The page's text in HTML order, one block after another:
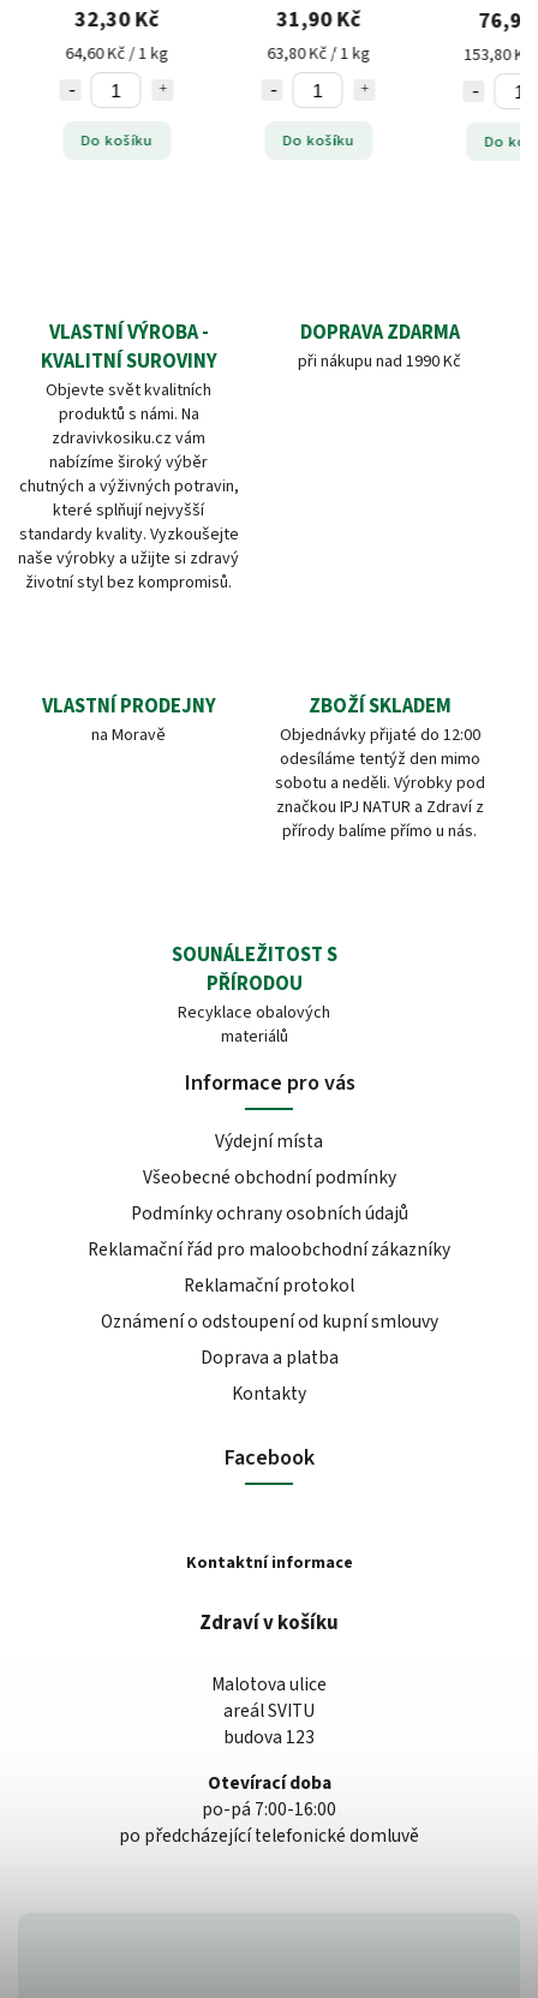
32,30 Kč
64,60 Kč / 1 kg
Do košíku
31,90 Kč
63,80 Kč / 1 kg
Do košíku
76,90
153,80 Kč
Do
VLASTNÍ VÝROBA -
KVALITNÍ SUROVINY
Objevte svět kvalitních
produktů s námi. Na
zdravivkosiku.cz vám
nabízíme široký výběr
chutných a výživných potravin,
které splňují nejvyšší
standardy kvality. Vyzkoušejte
naše výrobky a užijte si zdravý
životní styl bez kompromisů.
DOPRAVA ZDARMA
při nákupu nad 1990 Kč
VLASTNÍ PRODEJNY
na Moravě
ZBOŽÍ SKLADEM
Objednávky přijaté do 12:00
odesíláme tentýž den mimo
sobotu a neděli. Výrobky pod
značkou IPJ NATUR a Zdraví z
přírody balíme přímo u nás.
SOUNÁLEŽITOST S
PŘÍRODOU
Recyklace obalových
materiálů
Informace pro vás
Výdejní místa
Všeobecné obchodní podmínky
Podmínky ochrany osobních údajů
Reklamační řád pro maloobchodní zákazníky
Reklamační protokol
Oznámení o odstoupení od kupní smlouvy
Doprava a platba
Kontakty
Facebook
Kontaktní informace
Zdraví v košíku
Malotova ulice
areál SVITU
budova 123
Otevírací doba
po-pá 7:00-16:00
po předcházející telefonické domluvě